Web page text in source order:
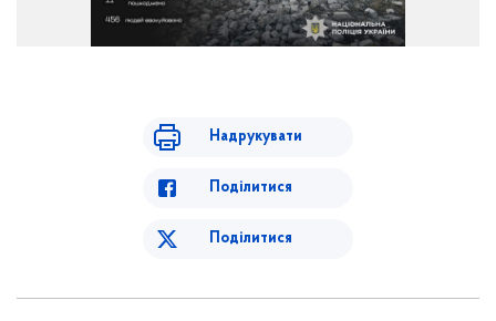
Надрукувати
Поділитися
Поділитися